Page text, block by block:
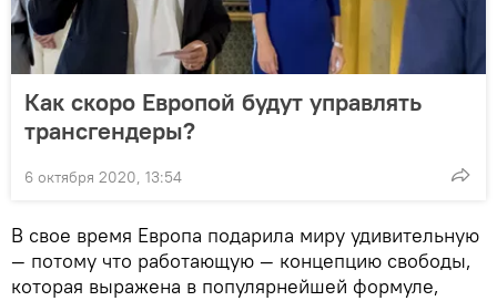
Как скоро Европой будут управлять
трансгендеры?
6 октября 2020, 13:54
В свое время Европа подарила миру удивительную
— потому что работающую — концепцию свободы,
которая выражена в популярнейшей формуле,